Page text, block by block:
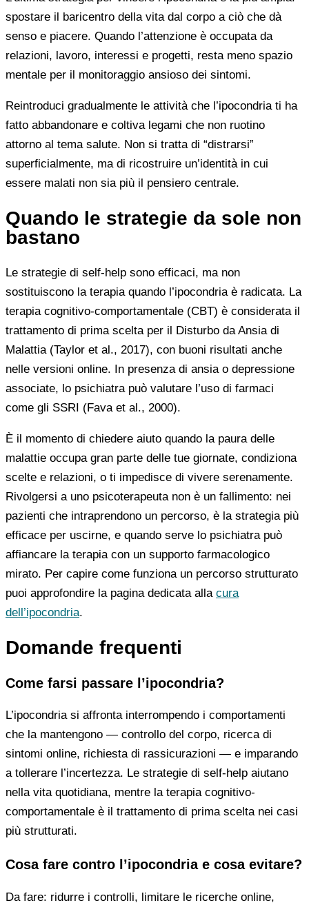
spostare il baricentro della vita dal corpo a ciò che dà
senso e piacere. Quando l’attenzione è occupata da
relazioni, lavoro, interessi e progetti, resta meno spazio
mentale per il monitoraggio ansioso dei sintomi.
Reintroduci gradualmente le attività che l’ipocondria ti ha
fatto abbandonare e coltiva legami che non ruotino
attorno al tema salute. Non si tratta di “distrarsi”
superficialmente, ma di ricostruire un’identità in cui
essere malati non sia più il pensiero centrale.
Quando le strategie da sole non
bastano
Le strategie di self-help sono efficaci, ma non
sostituiscono la terapia quando l’ipocondria è radicata. La
terapia cognitivo-comportamentale (CBT) è considerata il
trattamento di prima scelta per il Disturbo da Ansia di
Malattia (Taylor et al., 2017), con buoni risultati anche
nelle versioni online. In presenza di ansia o depressione
associate, lo psichiatra può valutare l’uso di farmaci
come gli SSRI (Fava et al., 2000).
È il momento di chiedere aiuto quando la paura delle
malattie occupa gran parte delle tue giornate, condiziona
scelte e relazioni, o ti impedisce di vivere serenamente.
Rivolgersi a uno psicoterapeuta non è un fallimento: nei
pazienti che intraprendono un percorso, è la strategia più
efficace per uscirne, e quando serve lo psichiatra può
affiancare la terapia con un supporto farmacologico
mirato. Per capire come funziona un percorso strutturato
puoi approfondire la pagina dedicata alla cura
dell’ipocondria.
Domande frequenti
Come farsi passare l’ipocondria?
L’ipocondria si affronta interrompendo i comportamenti
che la mantengono — controllo del corpo, ricerca di
sintomi online, richiesta di rassicurazioni — e imparando
a tollerare l’incertezza. Le strategie di self-help aiutano
nella vita quotidiana, mentre la terapia cognitivo-
comportamentale è il trattamento di prima scelta nei casi
più strutturati.
Cosa fare contro l’ipocondria e cosa evitare?
Da fare: ridurre i controlli, limitare le ricerche online,